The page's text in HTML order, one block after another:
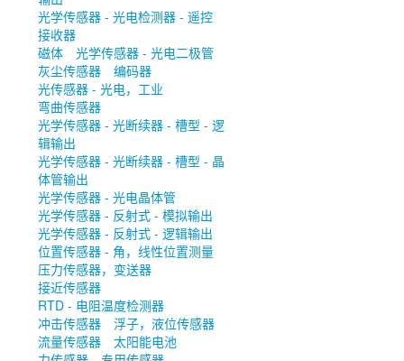
光学传感器 - 光电检测器 - 遥控
接收器
磁体
光学传感器 - 光电二极管
灰尘传感器
编码器
光传感器 - 光电，工业
弯曲传感器
光学传感器 - 光断续器 - 槽型 - 逻
辑输出
光学传感器 - 光断续器 - 槽型 - 晶
体管输出
光学传感器 - 光电晶体管
光学传感器 - 反射式 - 模拟输出
光学传感器 - 反射式 - 逻辑输出
位置传感器 - 角，线性位置测量
压力传感器，变送器
接近传感器
RTD - 电阻温度检测器
冲击传感器
浮子，液位传感器
流量传感器
太阳能电池